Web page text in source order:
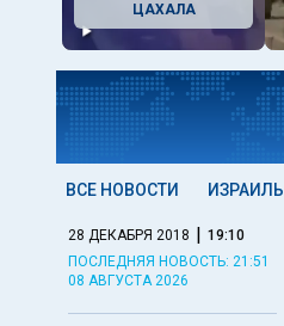
ЦАХАЛА
ВСЕ НОВОСТИ ИЗРАИЛЬ
28 ДЕКАБРЯ 2018 | 19:10
ПОСЛЕДНЯЯ НОВОСТЬ: 21:51
08 АВГУСТА 2026